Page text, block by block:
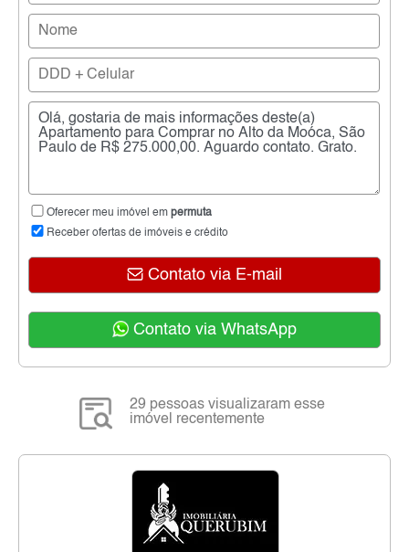
Oferecer meu imóvel em permuta
Receber ofertas de imóveis e crédito
Contato via E-mail
Contato via WhatsApp
29 pessoas visualizaram esse
imóvel recentemente